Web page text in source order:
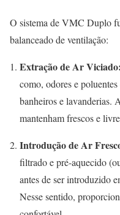
O sistema de VMC Duplo
balanceado de ventilação:
Extração de Ar Viciado:
como, odores e
banheiros e lavanderias.
mantenham frescos e
Introdução de Ar
filtrado e pré-aquecido
antes de ser introduzido
Nesse sentido,